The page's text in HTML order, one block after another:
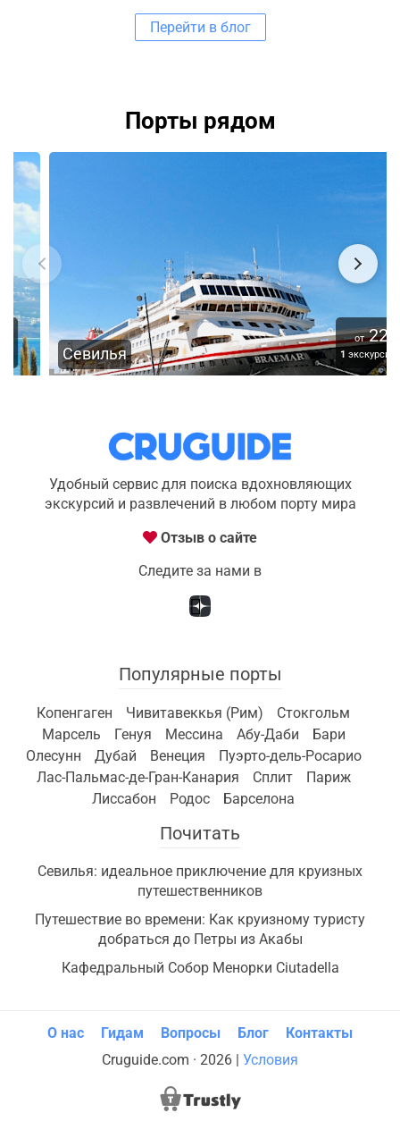
Перейти в блог
Порты рядом
Севилья
от22€
1экскурсия
Удобный сервис для поиска вдохновляющих
экскурсий и развлечений в любом порту мира
Отзыв о сайте
Следите за нами в
Популярные порты
Копенгаген Чивитавеккья (Рим)
Стокгольм
Марсель
Генуя Мессина Абу-Даби
Бари
Олесунн
Дубай Венеция
Пуэрто-дель-Росарио
Лас-Пальмас-де-Гран-Канария
Сплит
Париж
Лиссабон
Родос Барселона
Почитать
Севилья: идеальное приключение для круизных
путешественников
Путешествие во времени: Как круизному туристу
добраться до Петры из Акабы
Кафедральный Собор Менорки Ciutadella
Cruguide.com · 2026 | Условия
О нас Гидам Вопросы Блог Контакты